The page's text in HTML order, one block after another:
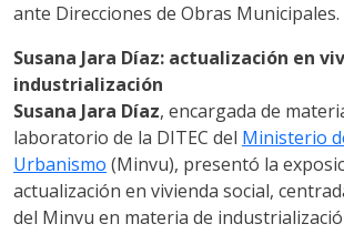
ante Direcciones de Obras Municipales.
Susana Jara Díaz: actualización en
industrialización
Susana Jara Díaz, encargada de
laboratorio de la DITEC del Ministerio
Urbanismo (Minvu), presentó la
actualización en vivienda social,
del Minvu en materia de